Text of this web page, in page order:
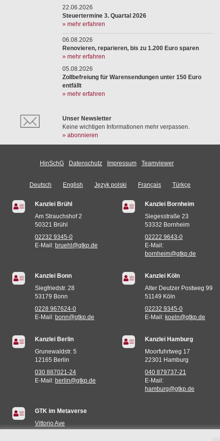
22.06.2026
Steuertermine 3. Quartal 2026
» mehr erfahren
06.08.2026
Renovieren, reparieren, bis zu 1.200 Euro sparen
» mehr erfahren
05.08.2026
Zollbefreiung für Warensendungen unter 150 Euro
entfällt
» mehr erfahren
Unser Newsletter
Keine wichtigen Informationen mehr verpassen.
» abonnieren
HinSchG Datenschutz Impressum Teamviewer
Deutsch English Język polski Français Türkçe
Kanzlei Brühl
Am Strauchshof 2
50321 Brühl
02232 9345-0
E-Mail: bruehl@gtkp.de
Kanzlei Bornheim
Siegesstraße 23
53332 Bornheim
02222 9643-0
E-Mail:
bornheim@gtkp.de
Kanzlei Bonn
Siegfriedstr. 28
53179 Bonn
0228 967624-0
E-Mail: bonn@gtkp.de
Kanzlei Köln
Alter Deutzer Postweg 99
51149 Köln
02232 9345-0
E-Mail: koeln@gtkp.de
Kanzlei Berlin
Grunewaldstr. 5
12165 Berlin
030 887021-24
E-Mail: berlin@gtkp.de
Kanzlei Hamburg
Moorfuhrtweg 17
22301 Hamburg
040 879737-21
E-Mail:
hamburg@gtkp.de
GTK im Metaverse
Vittorio Ave